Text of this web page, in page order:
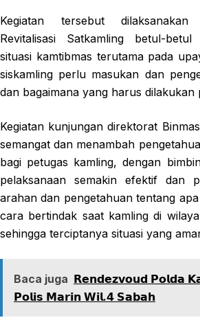
Kegiatan tersebut
Revitalisasi Satkamling betul-
situasi kamtibmas terutama pada
siskamling perlu masukan dan
dan bagaimana yang harus dilakukan
Kegiatan kunjungan direktorat
semangat dan menambah
bagi petugas kamling, dengan
pelaksanaan semakin efektif dan
arahan dan pengetahuan tentang
cara bertindak saat kamling di
sehingga terciptanya situasi yang
Baca juga 𝗥𝗲𝗻𝗱𝗲𝘇𝘃𝗼𝘂𝗱 𝗣𝗼𝗹𝗱𝗮
𝗣𝗼𝗹𝗶𝘀 𝗠𝗮𝗿𝗶𝗻 𝗪𝗶𝗹.𝟰 𝗦𝗮𝗯𝗮𝗵